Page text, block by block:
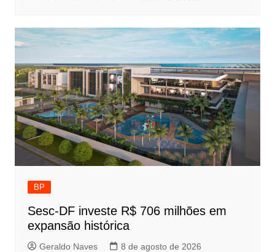
BP
Sesc-DF investe R$ 706 milhões em
expansão histórica
Geraldo Naves 8 de agosto de 2026